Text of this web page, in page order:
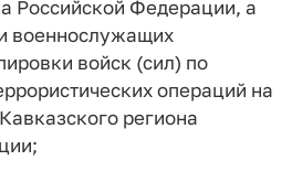
Российской Федерации, а
военнослужащих
войск (сил) по
операций на
региона